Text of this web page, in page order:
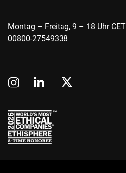
Montag – Freitag, 9 – 18 Uhr CET
00800-27549338